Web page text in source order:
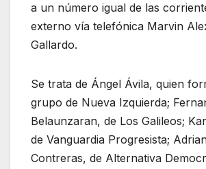
a un número igual de las
externo vía telefónica Marvin
Gallardo.
Se trata de Ángel Ávila, quien
grupo de Nueva Izquierda;
Belaunzaran, de Los Galileos;
de Vanguardia Progresista;
Contreras, de Alternativa